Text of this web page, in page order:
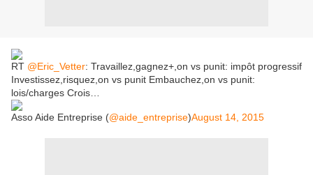
RT @Eric_Vetter: Travaillez,gagnez+,on vs punit: impôt progressif
Investissez,risquez,on vs punit Embauchez,on vs punit:
lois/charges Crois…
Asso Aide Entreprise (@aide_entreprise)August 14, 2015